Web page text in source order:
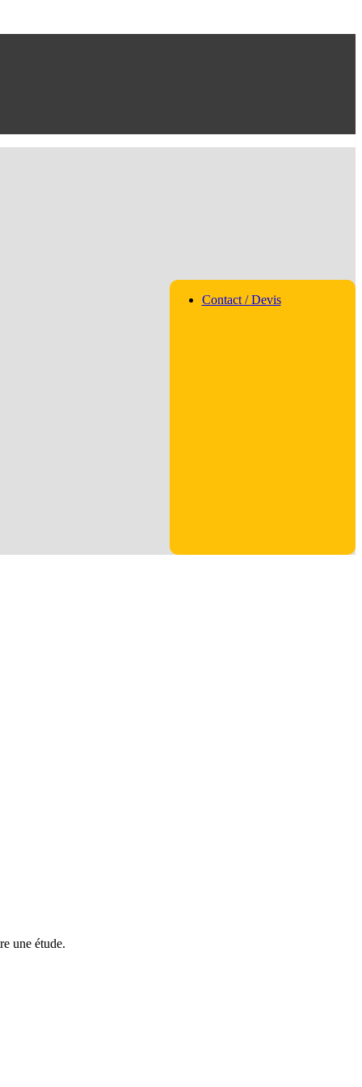
Contact / Devis
une étude.